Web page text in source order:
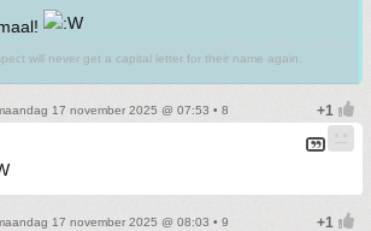
will never get a capital letter for their name again.
17 november 2025 @ 07:53 • 8
17 november 2025 @ 08:03 • 9